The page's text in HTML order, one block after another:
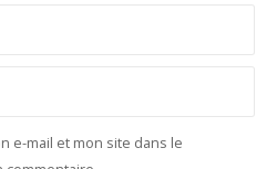
e-mail et mon site dans le